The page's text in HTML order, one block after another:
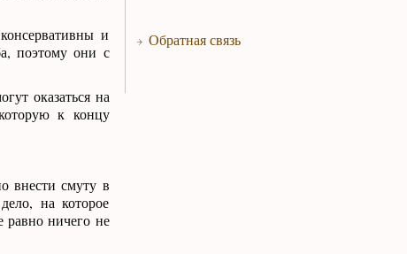
и
поэтому они с
оказаться на
к концу
внести смуту в
на которое
равно ничего не
Обратная связь